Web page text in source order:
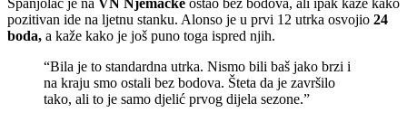
Španjolac je na VN Njemačke ostao bez bodova, ali ipak kaže kako
pozitivan ide na ljetnu stanku. Alonso je u prvi 12 utrka osvojio 24
boda, a kaže kako je još puno toga ispred njih.
“Bila je to standardna utrka. Nismo bili baš jako brzi i
na kraju smo ostali bez bodova. Šteta da je završilo
tako, ali to je samo djelić prvog dijela sezone.”